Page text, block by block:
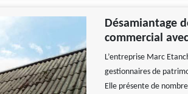
Désamiantage
commercial
L’entreprise Marc
gestionnaires de
Elle présente de